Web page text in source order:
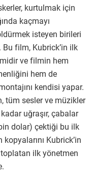
kurtulmak için
kaçmayı
isteyen birileri
film, Kubrick’in ilk
ve filmin hem
hem de
kendisi yapar.
tüm sesler ve müzikler
uğraşır, çabalar
dolar) çektiği bu ilk
Kubrick’in
ilk yönetmen